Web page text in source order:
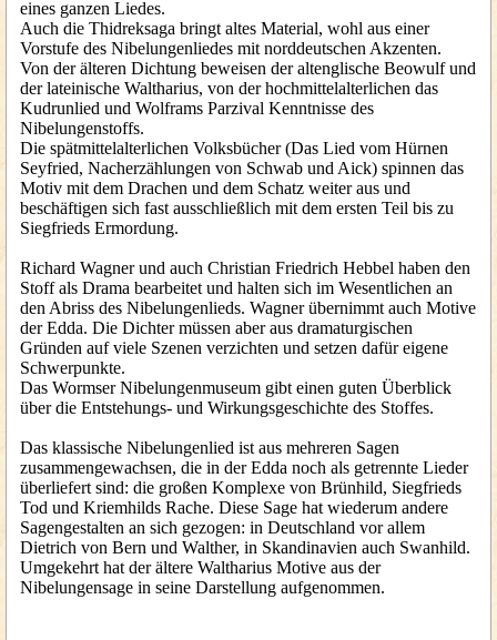
eines ganzen Liedes.
Auch die Thidreksaga bringt altes Material, wohl aus einer
Vorstufe des Nibelungenliedes mit norddeutschen Akzenten.
Von der älteren Dichtung beweisen der altenglische Beowulf und
der lateinische Waltharius, von der hochmittelalterlichen das
Kudrunlied und Wolframs Parzival Kenntnisse des
Nibelungenstoffs.
Die spätmittelalterlichen Volksbücher (Das Lied vom Hürnen
Seyfried, Nacherzählungen von Schwab und Aick) spinnen das
Motiv mit dem Drachen und dem Schatz weiter aus und
beschäftigen sich fast ausschließlich mit dem ersten Teil bis zu
Siegfrieds Ermordung.
Richard Wagner und auch Christian Friedrich Hebbel haben den
Stoff als Drama bearbeitet und halten sich im Wesentlichen an
den Abriss des Nibelungenlieds. Wagner übernimmt auch Motive
der Edda. Die Dichter müssen aber aus dramaturgischen
Gründen auf viele Szenen verzichten und setzen dafür eigene
Schwerpunkte.
Das Wormser Nibelungenmuseum gibt einen guten Überblick
über die Entstehungs- und Wirkungsgeschichte des Stoffes.
Das klassische Nibelungenlied ist aus mehreren Sagen
zusammengewachsen, die in der Edda noch als getrennte Lieder
überliefert sind: die großen Komplexe von Brünhild, Siegfrieds
Tod und Kriemhilds Rache. Diese Sage hat wiederum andere
Sagengestalten an sich gezogen: in Deutschland vor allem
Dietrich von Bern und Walther, in Skandinavien auch Swanhild.
Umgekehrt hat der ältere Waltharius Motive aus der
Nibelungensage in seine Darstellung aufgenommen.